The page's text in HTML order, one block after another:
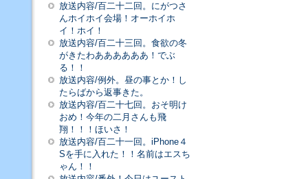
放送内容/百二十二回。にがつさ
んホイホイ会場！オーホイホ
イ！ホイ！
放送内容/百二十三回。食欲の冬
がきたわああああああ！でぶ
る！！
放送内容/例外。昼の事とか！し
たらばから返事きた。
放送内容/百二十七回。おそ明け
おめ！今年の二月さんも飛
翔！！！ほいさ！
放送内容/百二十一回。iPhone４
Sを手に入れた！！名前はエスち
ゃん！！